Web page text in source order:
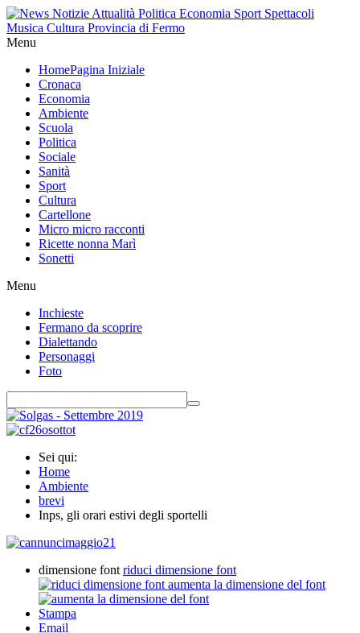
Menu
HomePagina Iniziale
Cronaca
Economia
Ambiente
Scuola
Politica
Sociale
Sanità
Sport
Cultura
Cartellone
Micro micro racconti
Ricette nonna Marì
Sonetti
Menu
Inchieste
Fermano da scoprire
Dialettando
Personaggi
Foto
Sei qui:
Home
Ambiente
brevi
Inps, gli orari estivi degli sportelli
dimensione font riduci dimensione font
aumenta la dimensione del font
Stampa
Email